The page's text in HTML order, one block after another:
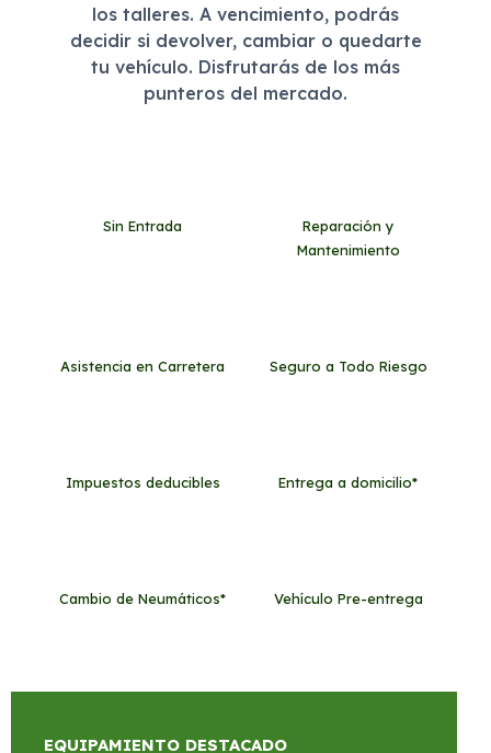
los talleres. A vencimiento, podrás
decidir si devolver, cambiar o quedarte
tu vehículo. Disfrutarás de los más
punteros del mercado.
Sin Entrada
Reparación y
Mantenimiento
Asistencia en Carretera Seguro a Todo Riesgo
Impuestos deducibles Entrega a domicilio*
Cambio de Neumáticos* Vehículo Pre-entrega
EQUIPAMIENTO DESTACADO